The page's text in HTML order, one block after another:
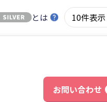
とは
お問い合わせ